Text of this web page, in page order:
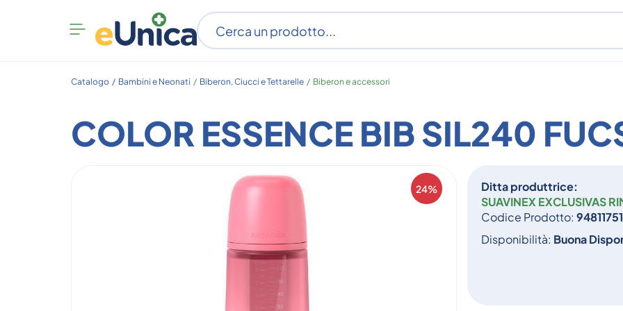
Apri
menu
Catalogo / Bambini e Neonati / Biberon, Ciucci e Tettarelle / Biberon e accessori
COLOR ESSENCE BIB SIL240
24%
Ditta produttrice:
SUAVINEX EXCLUSIVAS
Codice Prodotto:
Disponibilità: Buona